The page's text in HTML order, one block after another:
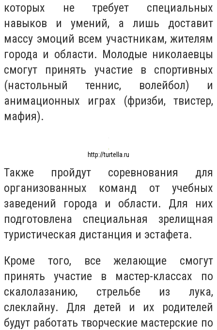
которых не требует специальных
навыков и умений, а лишь доставит
массу эмоций всем участникам, жителям
города и области. Молодые николаевцы
смогут принять участие в спортивных
(настольный теннис, волейбол) и
анимационных играх (фризби, твистер,
мафия).
http://turtella.ru
Также пройдут соревнования для
организованных команд от учебных
заведений города и области. Для них
подготовлена специальная зрелищная
туристическая дистанция и эстафета.
Кроме того, все желающие смогут
принять участие в мастер-классах по
скалолазанию, стрельбе из лука,
слеклайну. Для детей и их родителей
будут работать творческие мастерские по